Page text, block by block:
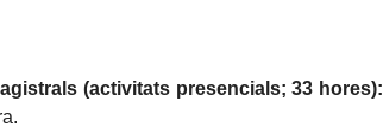
(activitats presencials; 33 hores):